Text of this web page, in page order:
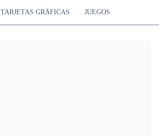
TARJETAS GRÁFICAS JUEGOS